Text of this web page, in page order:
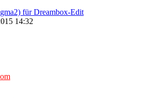
für Dreambox-Edit
14:32